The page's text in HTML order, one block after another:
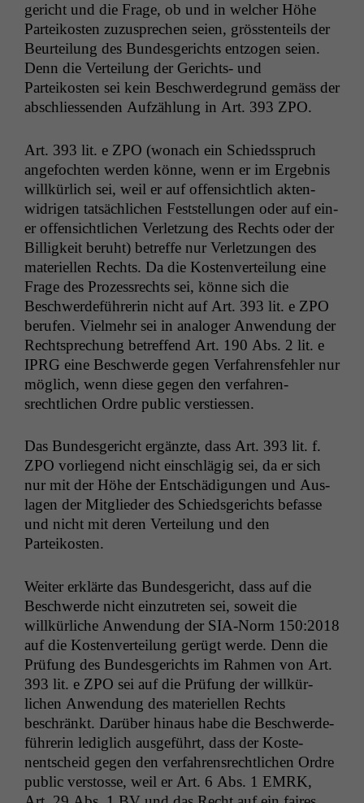
gericht und die Frage, ob und in welch­er Höhe
Parteikosten zuzus­prechen seien, grössten­teils der
Beurteilung des Bun­des­gerichts ent­zo­gen seien.
Denn die Verteilung der Gerichts- und
Parteikosten sei kein Beschw­erde­grund gemäss der
abschliessenden Aufzäh­lung in Art. 393 ZPO.
Art. 393 lit. e ZPO (wonach ein Schiedsspruch
ange­focht­en wer­den könne, wenn er im Ergeb­nis
willkür­lich sei, weil er auf offen­sichtlich akten­
widri­gen tat­säch­lichen Fest­stel­lun­gen oder auf ein­
er offen­sichtlichen Ver­let­zung des Rechts oder der
Bil­ligkeit beruht) betr­e­ffe nur Ver­let­zun­gen des
materiellen Rechts. Da die Kosten­verteilung eine
Frage des Prozess­rechts sei, könne sich die
Beschw­erde­führerin nicht auf Art. 393 lit. e ZPO
berufen. Vielmehr sei in analoger Anwen­dung der
Recht­sprechung betr­e­f­fend Art. 190 Abs. 2 lit. e
IPRG eine Beschw­erde gegen Ver­fahrens­fehler nur
möglich, wenn diese gegen den ver­fahren­
srechtlichen Ordre pub­lic verstiessen.
Das Bun­des­gericht ergänzte, dass Art. 393 lit. f.
ZPO vor­liegend nicht ein­schlägig sei, da er sich
nur mit der Höhe der Entschädi­gun­gen und Aus­
la­gen der Mit­glieder des Schieds­gerichts befasse
und nicht mit deren Verteilung und den
Parteikosten.
Weit­er erk­lärte das Bun­des­gericht, dass auf die
Beschw­erde nicht einzutreten sei, soweit die
willkür­liche Anwen­dung der SIA-Norm 150:2018
auf die Kosten­verteilung gerügt werde. Denn die
Prü­fung des Bun­des­gerichts im Rah­men von Art.
393 lit. e ZPO sei auf die Prü­fung der willkür­
lichen Anwen­dung des materiellen Rechts
beschränkt. Darüber hin­aus habe die Beschw­erde­
führerin lediglich aus­ge­führt, dass der Koste­
nentscheid gegen den ver­fahren­srechtlichen Ordre
pub­lic ver­stosse, weil er Art. 6 Abs. 1 EMRK,